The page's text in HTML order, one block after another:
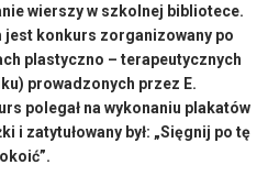
wierszy w szkolnej bibliotece.
konkurs zorganizowany po
plastyczno – terapeutycznych
prowadzonych przez E.
polegał na wykonaniu plakatów
i zatytułowany był: „Sięgnij po tę